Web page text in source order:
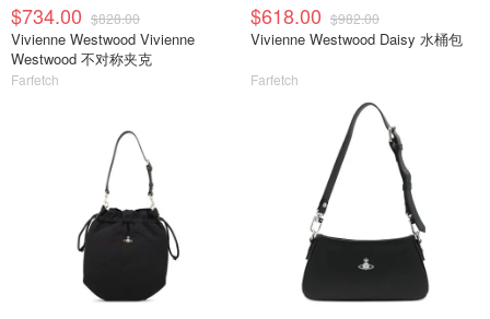
$734.00 $828.00
Vivienne Westwood Vivienne
Westwood 不对称夹克
Farfetch
$618.00 $982.00
Vivienne Westwood Daisy 水桶包
Farfetch